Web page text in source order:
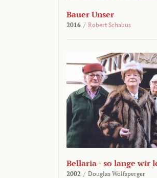
Bauer Unser
2016 / Robert Schabus
Bellaria - so lange wir
2002 / Douglas Wolfsperger